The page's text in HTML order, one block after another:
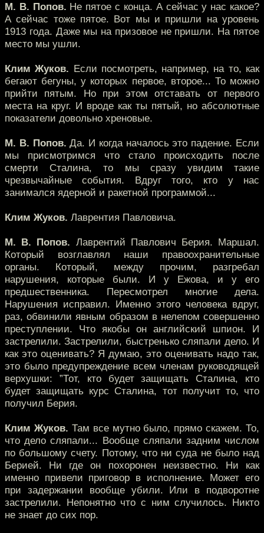
М. В. Попов. Не пятое с конца. А сейчас у нас какое?
А сейчас тоже пятое. Вот мы и пришли на уровень
1913 года. Даже мы на призовое не пришли. На пятое
место мы ушли.
Клим Жуков. Если посмотреть, например, на то, как
бегают бегуны, у которых первое, второе... То можно
прийти пятым. Но при этом отставать от первого
места на круг. И вроде как ты пятый, но абсолютные
показатели довольно хреновые.
М. В. Попов. Да. И когда началось это падение. Если
мы присмотримся что стало происходить после
смерти Сталина, то мы сразу увидим такие
чрезвычайные события. Вдруг того, кто у нас
занимался ядерной и ракетной программой...
Клим Жуков. Лаврентия Павловича.
М. В. Попов. Лаврентий Павлович Берия. Маршал.
Который возглавлял наши правоохранительные
органы. Который, между прочим, разгребал
нарушения, которые были. И у Ежова, и у его
предшественника. Пересмотрел многие дела.
Нарушения исправил. Именно этого человека вдруг,
раз, обвинили явным образом в нелепом совершенно
преступлении. Что якобы он английский шпион. И
застрелили. Застрелили, быстренько сляпали дело. И
как это оценивать? Я думаю, это оценивать надо так,
это было предупреждение всем членам руководящей
верхушки: ”Тот, кто будет защищать Сталина, кто
будет защищать курс Сталина, тот получит то, что
получил Берия.
Клим Жуков. Там все мутно было, прямо скажем. То,
что дело сляпали... Вообще сляпали задним числом
по большому счету. Потому, что ни суда не было над
Берией. Ни где он похоронен неизвестно. Ни как
именно привели приговор в исполнение. Может его
при задержании вообще убили. Или в подворотне
застрелили. Непонятно что с ним случилось. Никто
не знает до сих пор.